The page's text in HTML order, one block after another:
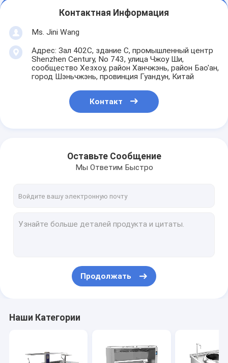
Контактная Информация
Ms. Jini Wang
Адрес: Зал 402C, здание C, промышленный центр
Shenzhen Century, No 743, улица Чжоу Ши,
сообщество Хезхоу, район Ханчжэнь, район Бао'ан,
город Шэньчжэнь, провинция Гуандун, Китай
Контакт
Оставьте Сообщение
Мы Ответим Быстро
Продолжать
Наши Категории